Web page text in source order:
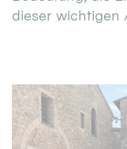
dieser wichtigen